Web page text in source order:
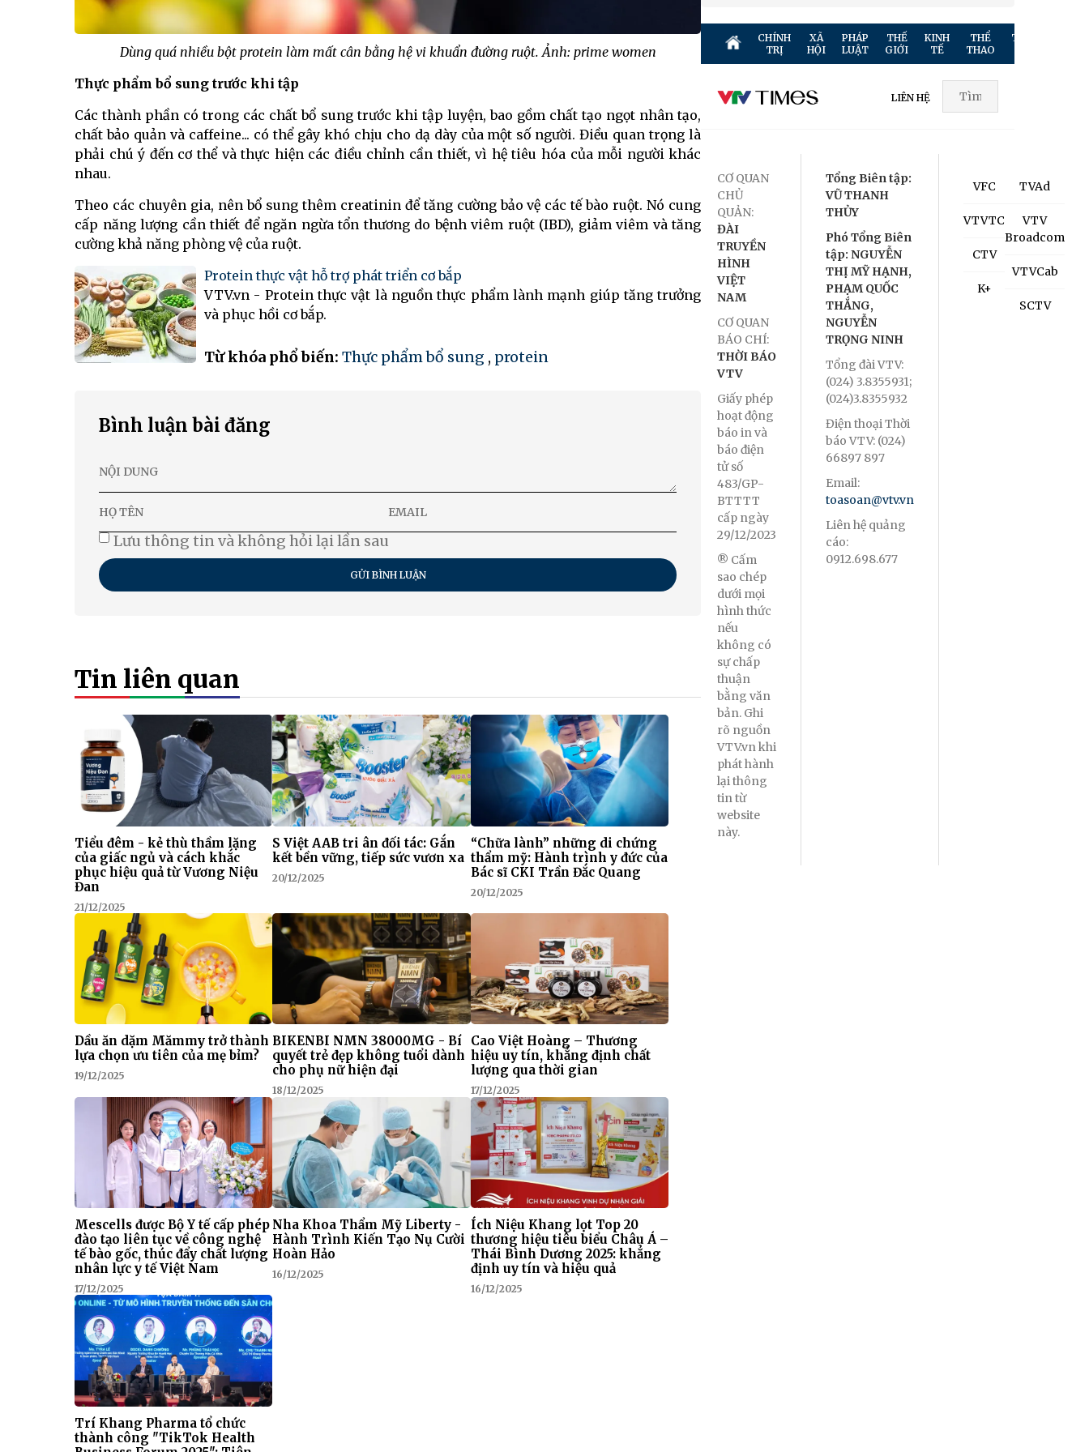
Dùng quá nhiều bột protein làm mất cân bằng hệ vi khuẩn đường ruột. Ảnh: prime women
Thực phẩm bổ sung trước khi tập
Các thành phần có trong các chất bổ sung trước khi tập luyện, bao gồm chất tạo ngọt nhân tạo,
chất bảo quản và caffeine... có thể gây khó chịu cho dạ dày của một số người. Điều quan trọng là
phải chú ý đến cơ thể và thực hiện các điều chỉnh cần thiết, vì hệ tiêu hóa của mỗi người khác
nhau.
Theo các chuyên gia, nên bổ sung thêm creatinin để tăng cường bảo vệ các tế bào ruột. Nó cung
cấp năng lượng cần thiết để ngăn ngừa tổn thương do bệnh viêm ruột (IBD), giảm viêm và tăng
cường khả năng phòng vệ của ruột.
Protein thực vật hỗ trợ phát triển cơ bắp
VTV.vn - Protein thực vật là nguồn thực phẩm lành mạnh giúp tăng trưởng
và phục hồi cơ bắp.
Từ khóa phổ biến: Thực phẩm bổ sung , protein
Bình luận bài đăng
Lưu thông tin và không hỏi lại lần sau
GỬI BÌNH LUẬN
Tin liên quan
Tiểu đêm - kẻ thù thầm lặng
của giấc ngủ và cách khắc
phục hiệu quả từ Vương Niệu
Đan
21/12/2025
S Việt AAB tri ân đối tác: Gắn
kết bền vững, tiếp sức vươn xa
20/12/2025
“Chữa lành” những di chứng
thẩm mỹ: Hành trình y đức của
Bác sĩ CKI Trần Đắc Quang
20/12/2025
Dầu ăn dặm Mămmy trở thành
lựa chọn ưu tiên của mẹ bỉm?
19/12/2025
BIKENBI NMN 38000MG - Bí
quyết trẻ đẹp không tuổi dành
cho phụ nữ hiện đại
18/12/2025
Cao Việt Hoàng – Thương
hiệu uy tín, khẳng định chất
lượng qua thời gian
17/12/2025
Mescells được Bộ Y tế cấp phép
đào tạo liên tục về công nghệ
tế bào gốc, thúc đẩy chất lượng
nhân lực y tế Việt Nam
17/12/2025
Nha Khoa Thẩm Mỹ Liberty -
Hành Trình Kiến Tạo Nụ Cười
Hoàn Hảo
16/12/2025
Ích Niệu Khang lọt Top 20
thương hiệu tiêu biểu Châu Á –
Thái Bình Dương 2025: khẳng
định uy tín và hiệu quả
16/12/2025
Trí Khang Pharma tổ chức
thành công "TikTok Health
CHÍNH
TRỊ
XÃ
HỘI
PHÁP
LUẬT
THẾ
GIỚI
KINH
TẾ
THỂ
THAO
TRUYỀN
LIÊN HỆ
CƠ QUAN
CHỦ
QUẢN:
ĐÀI
TRUYỀN
HÌNH
VIỆT
NAM
CƠ QUAN
BÁO CHÍ:
THỜI BÁO
VTV
Giấy phép
hoạt động
báo in và
báo điện
tử số
483/GP-
BTTTT
cấp ngày
29/12/2023
® Cấm
sao chép
dưới mọi
hình thức
nếu
không có
sự chấp
thuận
bằng văn
bản. Ghi
rõ nguồn
VTV.vn khi
phát hành
lại thông
tin từ
website
này.
Tổng Biên tập:
VŨ THANH
THỦY
Phó Tổng Biên
tập: NGUYỄN
THỊ MỸ HẠNH,
PHẠM QUỐC
THẮNG,
NGUYỄN
TRỌNG NINH
Tổng đài VTV:
(024) 3.8355931;
(024)3.8355932
Điện thoại Thời
báo VTV: (024)
66897 897
Email:
toasoan@vtv.vn
Liên hệ quảng
cáo:
0912.698.677
VFC
VTVTC
CTV
K+
TVAd
VTV
Broadcom
VTVCab
SCTV